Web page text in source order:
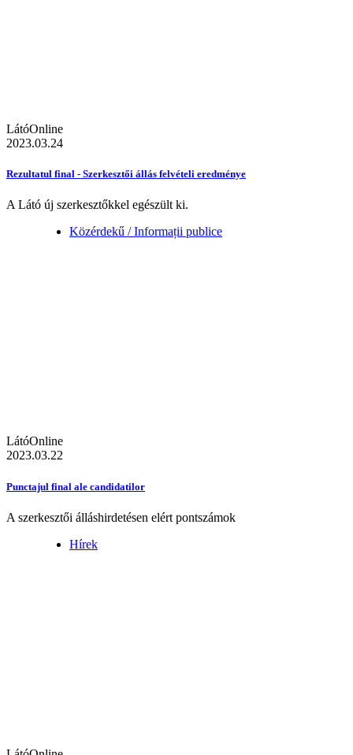
LátóOnline
2023.03.24
Rezultatul final - Szerkesztői állás felvételi eredménye
A Látó új szerkesztőkkel egészült ki.
Közérdekű / Informații publice
LátóOnline
2023.03.22
Punctajul final ale candidatilor
A szerkesztői álláshirdetésen elért pontszámok
Hírek